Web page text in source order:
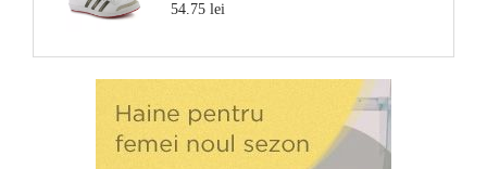
54.75 lei